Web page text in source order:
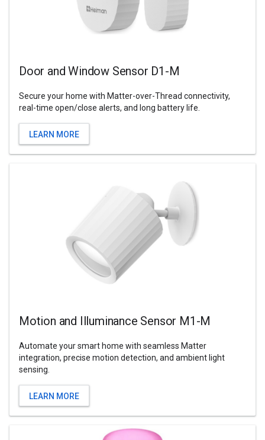
Door and Window Sensor D1-M
Secure your home with Matter-over-Thread connectivity,
real-time open/close alerts, and long battery life.
LEARN MORE
Motion and Illuminance Sensor M1-M
Automate your smart home with seamless Matter
integration, precise motion detection, and ambient light
sensing.
LEARN MORE